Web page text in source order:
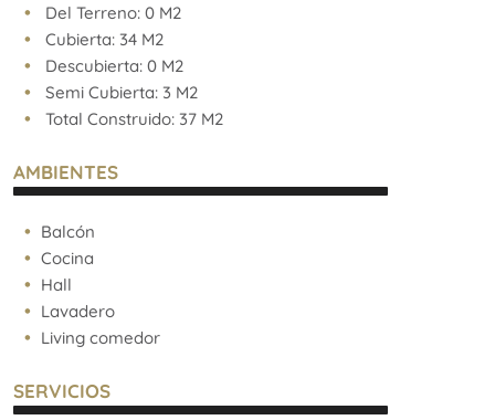
Del Terreno: 0 M2
Cubierta: 34 M2
Descubierta: 0 M2
Semi Cubierta: 3 M2
Total Construido: 37 M2
AMBIENTES
Balcón
Cocina
Hall
Lavadero
Living comedor
SERVICIOS